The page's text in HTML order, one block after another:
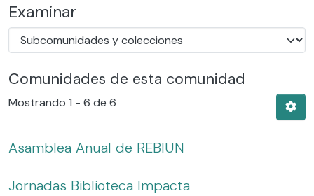
Examinar
Comunidades de esta comunidad
Mostrando 1 - 6 de 6
Asamblea Anual de REBIUN
Jornadas Biblioteca Impacta